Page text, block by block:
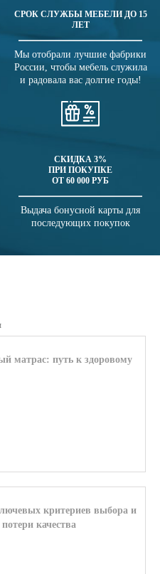
СРОК СЛУЖБЫ МЕБЕЛИ ДО 15
ЛЕТ
Мы отобрали лучшие фабрики
России, чтобы мебель служила
и радовала вас долгие годы!
СКИДКА 3%
ПРИ ПОКУПКЕ
ОТ 60 000 РУБ
Выдача бонусной карты для
последующих покупок
матрас: путь к здоровому
критериев выбора и
качества